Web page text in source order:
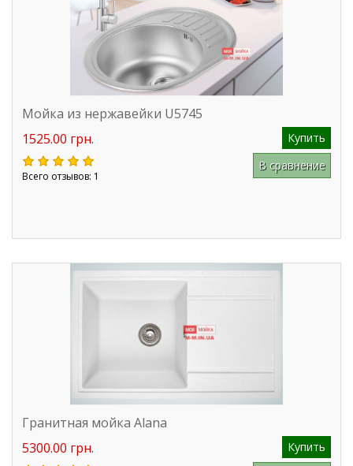
Мойка из нержавейки U5745
1525.00 грн.
Купить
Всего отзывов: 1
В сравнение
Гранитная мойка Alana
5300.00 грн.
Купить